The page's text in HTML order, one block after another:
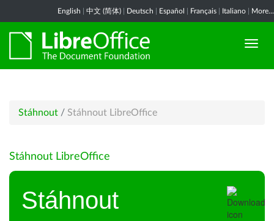
English 中文 (简体) Deutsch Español Français Italiano More...
Stáhnout / Stáhnout LibreOffice
Stáhnout LibreOffice
Stáhnout